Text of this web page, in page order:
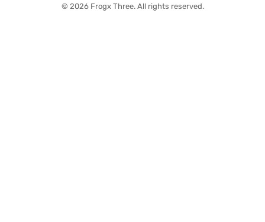
© 2026 Frogx Three. All rights reserved.